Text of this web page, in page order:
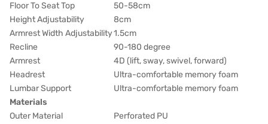
Floor To Seat Top
50-58cm
Height Adjustability
8cm
Armrest Width Adjustability1.5cm
Recline
90-180 degree
Armrest
4D (lift, sway, swivel, forward)
Headrest
Ultra-comfortable memory foam
Lumbar Support
Ultra-comfortable memory foam
Materials
Outer Material
Perforated PU